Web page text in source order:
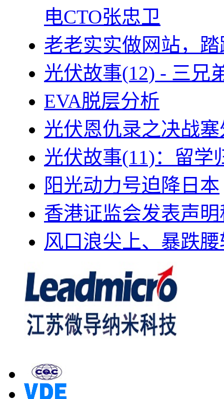
电CTO张忠卫
老老实实做网站，
光伏故事(12) - 三兄
EVA脱层分析
光伏恩仇录之决战
光伏故事(11)：留学
阳光动力号迫降日本
香港证监会发表声
风口浪尖上、暴跌